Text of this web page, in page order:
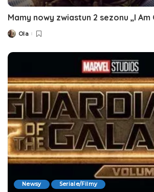
Mamy nowy zwiastun 2 sezonu „I Am
Posted
Ola
Newsy Seriale/Filmy